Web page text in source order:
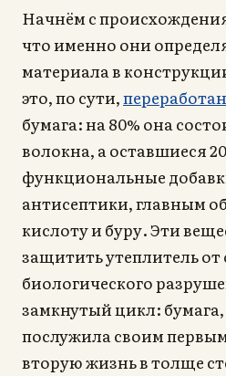
Начнём с
что именно они
материала в
это, по сути,
бумага: на 80% она
волокна, а оставшиеся
функциональные
антисептики, главным
кислоту и буру. Эти
защитить утеплитель от
биологического
замкнутый цикл:
послужила своим
вторую жизнь в толще